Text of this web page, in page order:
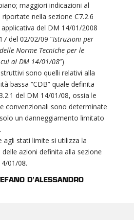
maggiori indicazioni al
nella sezione C7.2.6
del DM 14/01/2008
del 02/02/09 “Istruzioni per
Norme Tecniche per le
al DM 14/01/08”)
sono quelli relativi alla
bassa “CDB” quale definita
del DM 14/01/08, ossia le
convenzionali sono determinate
un danneggiamento limitato
agli stati limite si utilizza la
azioni definita alla sezione
01/08.
D’ALESSANDRO